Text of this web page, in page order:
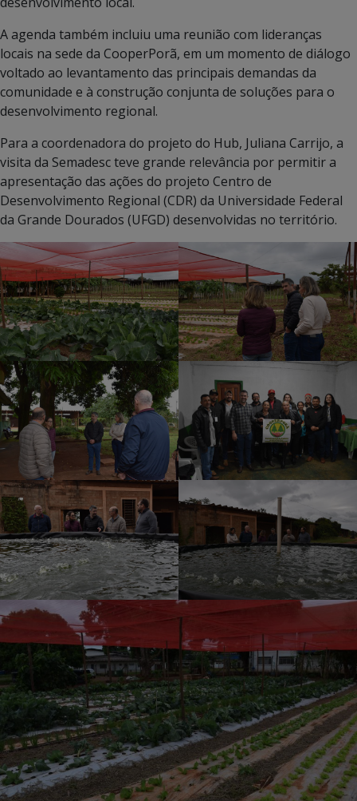
A agenda também incluiu uma reunião com lideranças
locais na sede da CooperPorã, em um momento de diálogo
voltado ao levantamento das principais demandas da
comunidade e à construção conjunta de soluções para o
desenvolvimento regional.
Para a coordenadora do projeto do Hub, Juliana Carrijo, a
visita da Semadesc teve grande relevância por permitir a
apresentação das ações do projeto Centro de
Desenvolvimento Regional (CDR) da Universidade Federal
da Grande Dourados (UFGD) desenvolvidas no território.